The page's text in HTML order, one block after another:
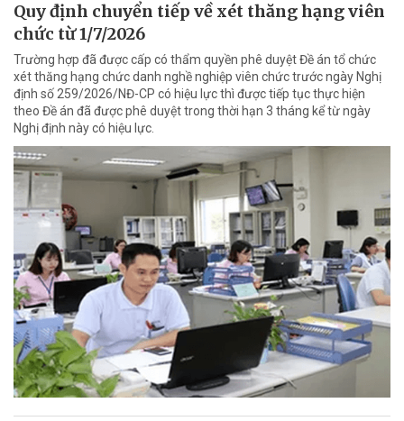
Quy định chuyển tiếp về xét thăng hạng viên
chức từ 1/7/2026
Trường hợp đã được cấp có thẩm quyền phê duyệt Đề án tổ chức
xét thăng hạng chức danh nghề nghiệp viên chức trước ngày Nghị
định số 259/2026/NĐ-CP có hiệu lực thì được tiếp tục thực hiện
theo Đề án đã được phê duyệt trong thời hạn 3 tháng kể từ ngày
Nghị định này có hiệu lực.